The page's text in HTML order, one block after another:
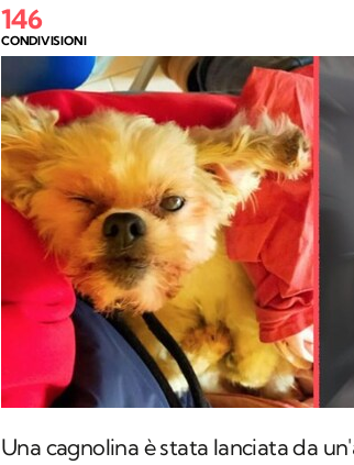
146
CONDIVISIONI
Una cagnolina è stata lanciata da